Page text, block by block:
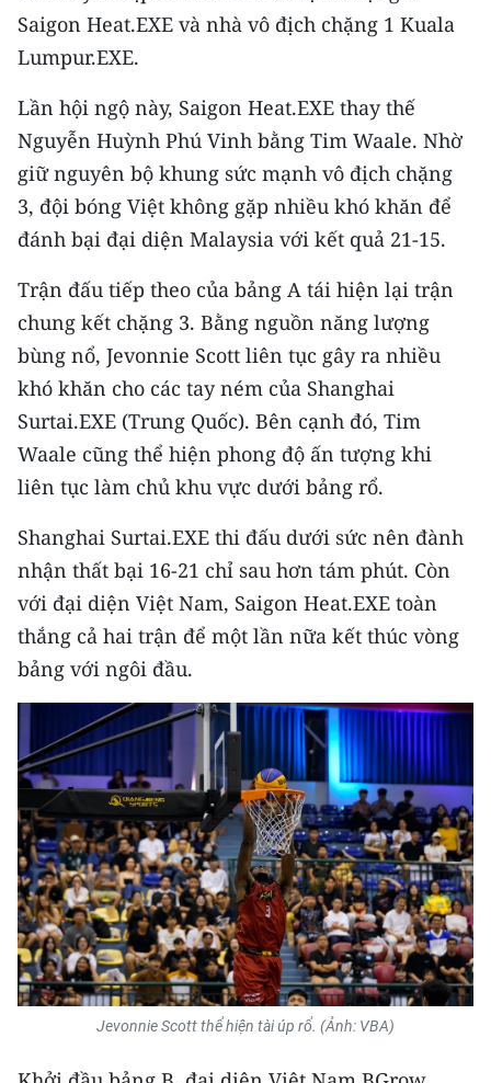
MỘT SẢN PHẨM
MEDIA CENTER
E-Magazine
Video
Media Chính trị
Media Kinh tế
Media Văn hóa
Media Xã hội
Media Pháp luật
Media Du lịch
Media Thế giới
Media Thể thao
Media Giáo dục
Media Y tế
Media Khoa học - Công nghệ
Media Môi trường
Ảnh
Infographic
TIN MỚI
TIN ĐỊA PHƯƠNG
Saigon Heat.EXE và nhà vô địch chặng 1 Kuala
Lumpur.EXE.
Lần hội ngộ này, Saigon Heat.EXE thay thế
Nguyễn Huỳnh Phú Vinh bằng Tim Waale. Nhờ
giữ nguyên bộ khung sức mạnh vô địch chặng
3, đội bóng Việt không gặp nhiều khó khăn để
đánh bại đại diện Malaysia với kết quả 21-15.
Trận đấu tiếp theo của bảng A tái hiện lại trận
chung kết chặng 3. Bằng nguồn năng lượng
bùng nổ, Jevonnie Scott liên tục gây ra nhiều
khó khăn cho các tay ném của Shanghai
Surtai.EXE (Trung Quốc). Bên cạnh đó, Tim
Waale cũng thể hiện phong độ ấn tượng khi
liên tục làm chủ khu vực dưới bảng rổ.
Shanghai Surtai.EXE thi đấu dưới sức nên đành
nhận thất bại 16-21 chỉ sau hơn tám phút. Còn
với đại diện Việt Nam, Saigon Heat.EXE toàn
thắng cả hai trận để một lần nữa kết thúc vòng
bảng với ngôi đầu.
Jevonnie Scott thể hiện tài úp rổ. (Ảnh: VBA)